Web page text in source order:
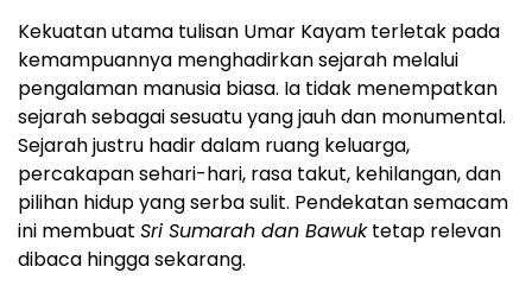
Kekuatan utama tulisan Umar Kayam terletak pada
kemampuannya menghadirkan sejarah melalui
pengalaman manusia biasa. Ia tidak menempatkan
sejarah sebagai sesuatu yang jauh dan monumental.
Sejarah justru hadir dalam ruang keluarga,
percakapan sehari-hari, rasa takut, kehilangan, dan
pilihan hidup yang serba sulit. Pendekatan semacam
ini membuat Sri Sumarah dan Bawuktetap relevan
dibaca hingga sekarang.